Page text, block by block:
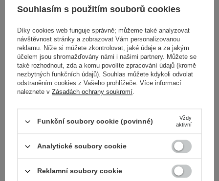
395,00 Kč 249,00 Kč
Báze na řasy - 6 g
Nanolash - Peptide
Eyelash Serum -
Peptidové sérum na řasy -
Souhlasím s použitím souborů cookies
Díky cookies web funguje správně; můžeme také analyzovat
návštěvnost stránky a zobrazovat Vám personalizovanou
reklamu. Níže si můžete zkontrolovat, jaké údaje a za jakým
účelem jsou shromažďovány námi i našimi partnery. Můžete se
také rozhodnout, zda a komu povolíte zpracování údajů (kromě
nezbytných funkčních údajů). Souhlas můžete kdykoli odvolat
odstraněním cookies z Vašeho prohlížeče. Více informací
naleznete v Zásadách ochrany soukromí.
Funkční soubory cookie (povinné)
Vždy
aktivní
Analytické soubory cookie
Reklamní soubory cookie